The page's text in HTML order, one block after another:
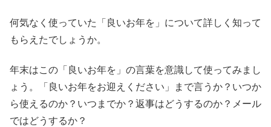
何気なく使っていた「良いお年を」について詳しく知って
もらえたでしょうか。
年末はこの「良いお年を」の言葉を意識して使ってみまし
ょう。「良いお年をお迎えください」まで言うか？いつか
ら使えるのか？いつまでか？返事はどうするのか？メール
ではどうするか？